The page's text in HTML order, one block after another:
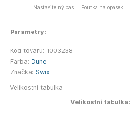
Nastavitelný pas Poutka na opasek
Parametry:
Kód tovaru: 1003238
Farba: Dune
Značka: Swix
Velikostní tabulka
Velikostní tabulka: